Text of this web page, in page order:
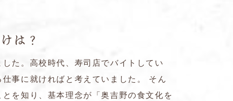
は？
た。高校時代、寿司店でバイトしてい
事に就ければと考えていました。 そん
を知り、基本理念が「奥吉野の食文化を